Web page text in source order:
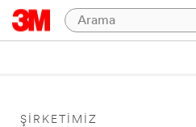
ŞIRKETIMIZ